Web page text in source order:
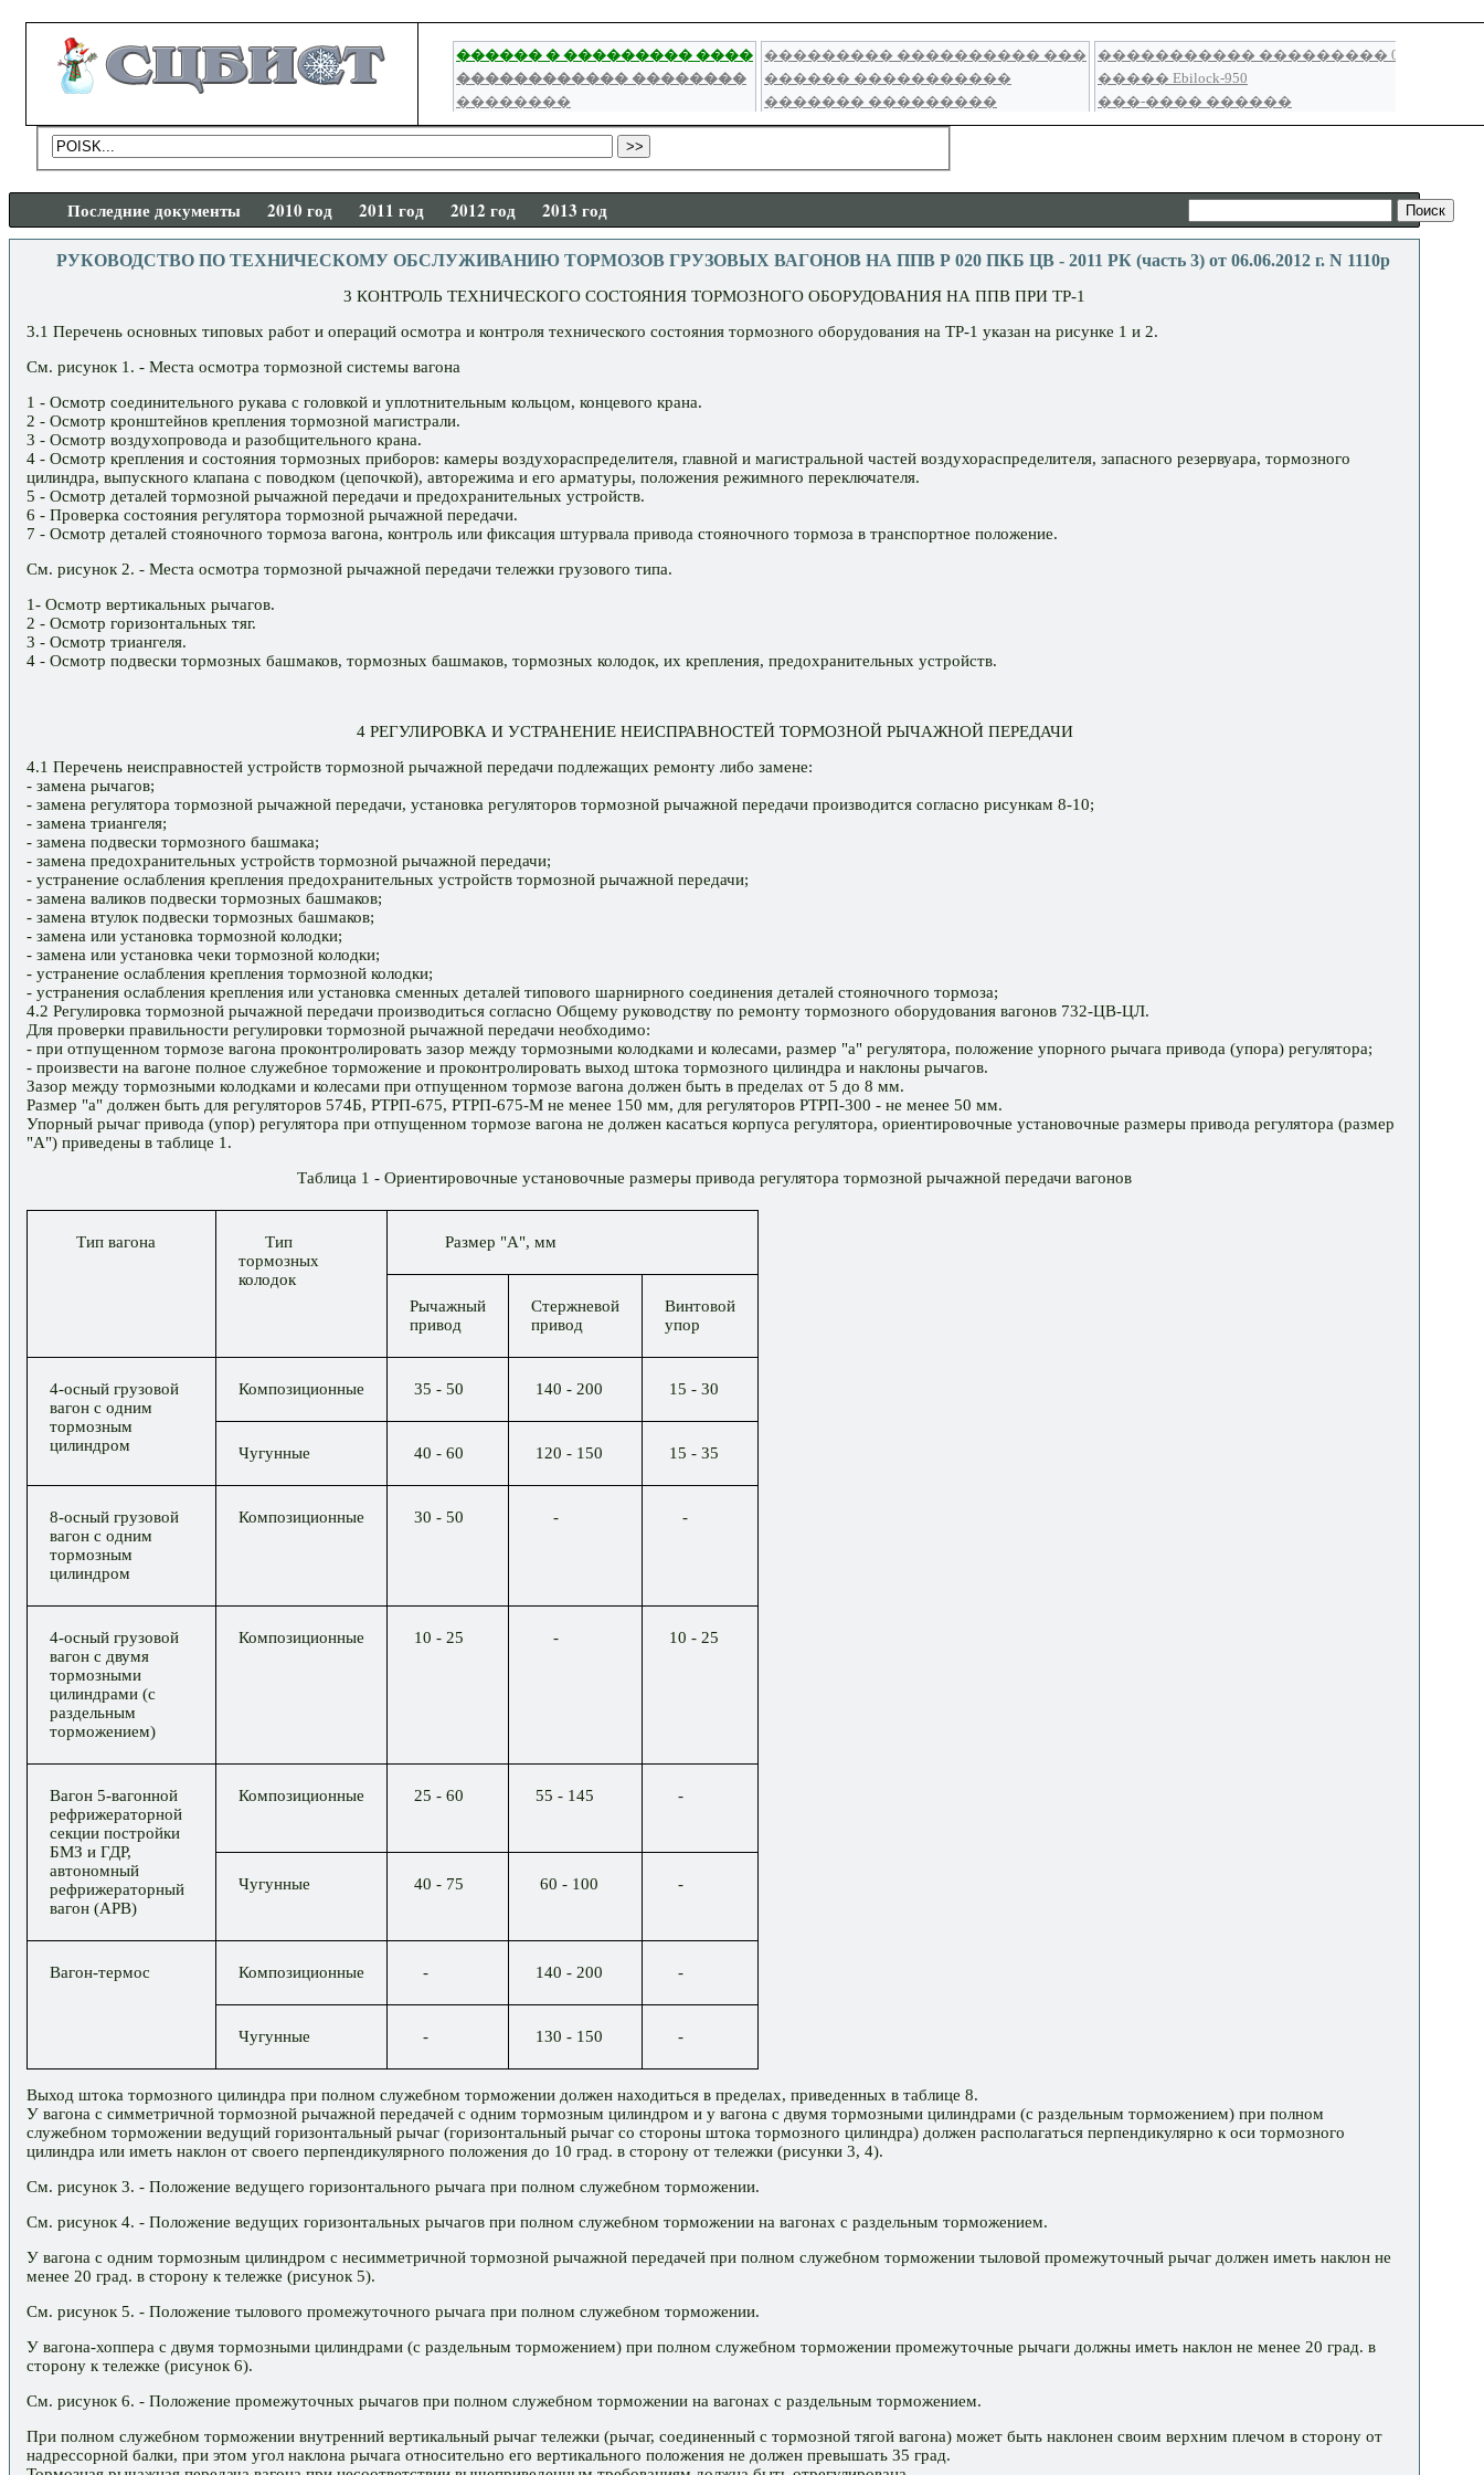
Последние документы 2010 год 2011 год 2012 год 2013 год
РУКОВОДСТВО ПО ТЕХНИЧЕСКОМУ ОБСЛУЖИВАНИЮ ТОРМОЗОВ ГРУЗОВЫХ ВАГОНОВ НА ППВ Р 020 ПКБ ЦВ - 2011 РК (часть 3) от 06.06.2012 г. N 1110р
3 КОНТРОЛЬ ТЕХНИЧЕСКОГО СОСТОЯНИЯ ТОРМОЗНОГО ОБОРУДОВАНИЯ НА ППВ ПРИ ТР-1
3.1 Перечень основных типовых работ и операций осмотра и контроля технического состояния тормозного оборудования на ТР-1 указан на рисунке 1 и 2.
См. рисунок 1. - Места осмотра тормозной системы вагона
1 - Осмотр соединительного рукава с головкой и уплотнительным кольцом, концевого крана.
2 - Осмотр кронштейнов крепления тормозной магистрали.
3 - Осмотр воздухопровода и разобщительного крана.
4 - Осмотр крепления и состояния тормозных приборов: камеры воздухораспределителя, главной и магистральной частей воздухораспределителя, запасного резервуара, тормозного
цилиндра, выпускного клапана с поводком (цепочкой), авторежима и его арматуры, положения режимного переключателя.
5 - Осмотр деталей тормозной рычажной передачи и предохранительных устройств.
6 - Проверка состояния регулятора тормозной рычажной передачи.
7 - Осмотр деталей стояночного тормоза вагона, контроль или фиксация штурвала привода стояночного тормоза в транспортное положение.
См. рисунок 2. - Места осмотра тормозной рычажной передачи тележки грузового типа.
1- Осмотр вертикальных рычагов.
2 - Осмотр горизонтальных тяг.
3 - Осмотр триангеля.
4 - Осмотр подвески тормозных башмаков, тормозных башмаков, тормозных колодок, их крепления, предохранительных устройств.
4 РЕГУЛИРОВКА И УСТРАНЕНИЕ НЕИСПРАВНОСТЕЙ ТОРМОЗНОЙ РЫЧАЖНОЙ ПЕРЕДАЧИ
4.1 Перечень неисправностей устройств тормозной рычажной передачи подлежащих ремонту либо замене:
- замена рычагов;
- замена регулятора тормозной рычажной передачи, установка регуляторов тормозной рычажной передачи производится согласно рисункам 8-10;
- замена триангеля;
- замена подвески тормозного башмака;
- замена предохранительных устройств тормозной рычажной передачи;
- устранение ослабления крепления предохранительных устройств тормозной рычажной передачи;
- замена валиков подвески тормозных башмаков;
- замена втулок подвески тормозных башмаков;
- замена или установка тормозной колодки;
- замена или установка чеки тормозной колодки;
- устранение ослабления крепления тормозной колодки;
- устранения ослабления крепления или установка сменных деталей типового шарнирного соединения деталей стояночного тормоза;
4.2 Регулировка тормозной рычажной передачи производиться согласно Общему руководству по ремонту тормозного оборудования вагонов 732-ЦВ-ЦЛ.
Для проверки правильности регулировки тормозной рычажной передачи необходимо:
- при отпущенном тормозе вагона проконтролировать зазор между тормозными колодками и колесами, размер "а" регулятора, положение упорного рычага привода (упора) регулятора;
- произвести на вагоне полное служебное торможение и проконтролировать выход штока тормозного цилиндра и наклоны рычагов.
Зазор между тормозными колодками и колесами при отпущенном тормозе вагона должен быть в пределах от 5 до 8 мм.
Размер "а" должен быть для регуляторов 574Б, РТРП-675, РТРП-675-М не менее 150 мм, для регуляторов РТРП-300 - не менее 50 мм.
Упорный рычаг привода (упор) регулятора при отпущенном тормозе вагона не должен касаться корпуса регулятора, ориентировочные установочные размеры привода регулятора (размер
"А") приведены в таблице 1.
Таблица 1 - Ориентировочные установочные размеры привода регулятора тормозной рычажной передачи вагонов
Тип вагона
Тип
тормозных
колодок
Размер "А", мм
Рычажный
привод
Стержневой
привод
Винтовой
упор
4-осный грузовой
вагон с одним
тормозным
цилиндром
Композиционные 35 - 50 140 - 200 15 - 30
Чугунные 40 - 60 120 - 150 15 - 35
8-осный грузовой
вагон с одним
тормозным
цилиндром
Композиционные 30 - 50 - -
4-осный грузовой
вагон с двумя
тормозными
цилиндрами (с
раздельным
торможением)
Композиционные 10 - 25 - 10 - 25
Вагон 5-вагонной
рефрижераторной
секции постройки
БМЗ и ГДР,
автономный
рефрижераторный
вагон (АРВ)
Композиционные 25 - 60 55 - 145 -
Чугунные 40 - 75 60 - 100 -
Вагон-термос Композиционные - 140 - 200 -
Чугунные - 130 - 150 -
Выход штока тормозного цилиндра при полном служебном торможении должен находиться в пределах, приведенных в таблице 8.
У вагона с симметричной тормозной рычажной передачей с одним тормозным цилиндром и у вагона с двумя тормозными цилиндрами (с раздельным торможением) при полном
служебном торможении ведущий горизонтальный рычаг (горизонтальный рычаг со стороны штока тормозного цилиндра) должен располагаться перпендикулярно к оси тормозного
цилиндра или иметь наклон от своего перпендикулярного положения до 10 град. в сторону от тележки (рисунки 3, 4).
См. рисунок 3. - Положение ведущего горизонтального рычага при полном служебном торможении.
См. рисунок 4. - Положение ведущих горизонтальных рычагов при полном служебном торможении на вагонах с раздельным торможением.
У вагона с одним тормозным цилиндром с несимметричной тормозной рычажной передачей при полном служебном торможении тыловой промежуточный рычаг должен иметь наклон не
менее 20 град. в сторону к тележке (рисунок 5).
См. рисунок 5. - Положение тылового промежуточного рычага при полном служебном торможении.
У вагона-хоппера с двумя тормозными цилиндрами (с раздельным торможением) при полном служебном торможении промежуточные рычаги должны иметь наклон не менее 20 град. в
сторону к тележке (рисунок 6).
См. рисунок 6. - Положение промежуточных рычагов при полном служебном торможении на вагонах с раздельным торможением.
При полном служебном торможении внутренний вертикальный рычаг тележки (рычаг, соединенный с тормозной тягой вагона) может быть наклонен своим верхним плечом в сторону от
надрессорной балки, при этом угол наклона рычага относительно его вертикального положения не должен превышать 35 град.